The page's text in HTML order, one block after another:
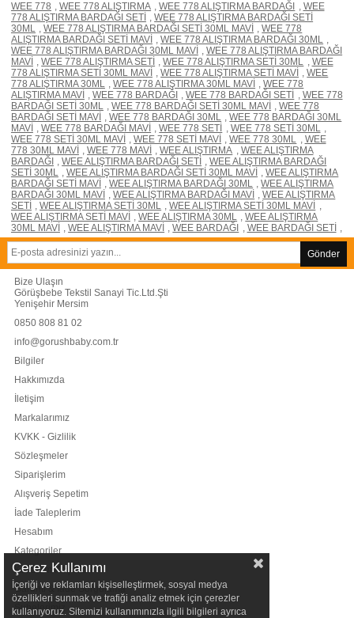
WEE 778 , WEE 778 ALIŞTIRMA , WEE 778 ALIŞTIRMA BARDAĞI , WEE
778 ALIŞTIRMA BARDAĞI SETİ , WEE 778 ALIŞTIRMA BARDAĞI SETİ
30ML , WEE 778 ALIŞTIRMA BARDAĞI SETİ 30ML MAVİ , WEE 778
ALIŞTIRMA BARDAĞI SETİ MAVİ , WEE 778 ALIŞTIRMA BARDAĞI 30ML ,
WEE 778 ALIŞTIRMA BARDAĞI 30ML MAVİ , WEE 778 ALIŞTIRMA BARDAĞI
MAVİ , WEE 778 ALIŞTIRMA SETİ , WEE 778 ALIŞTIRMA SETİ 30ML , WEE
778 ALIŞTIRMA SETİ 30ML MAVİ , WEE 778 ALIŞTIRMA SETİ MAVİ , WEE
778 ALIŞTIRMA 30ML , WEE 778 ALIŞTIRMA 30ML MAVİ , WEE 778
ALIŞTIRMA MAVİ , WEE 778 BARDAĞI , WEE 778 BARDAĞI SETİ , WEE 778
BARDAĞI SETİ 30ML , WEE 778 BARDAĞI SETİ 30ML MAVİ , WEE 778
BARDAĞI SETİ MAVİ , WEE 778 BARDAĞI 30ML , WEE 778 BARDAĞI 30ML
MAVİ , WEE 778 BARDAĞI MAVİ , WEE 778 SETİ , WEE 778 SETİ 30ML ,
WEE 778 SETİ 30ML MAVİ , WEE 778 SETİ MAVİ , WEE 778 30ML , WEE
778 30ML MAVİ , WEE 778 MAVİ , WEE ALIŞTIRMA , WEE ALIŞTIRMA
BARDAĞI , WEE ALIŞTIRMA BARDAĞI SETİ , WEE ALIŞTIRMA BARDAĞI
SETİ 30ML , WEE ALIŞTIRMA BARDAĞI SETİ 30ML MAVİ , WEE ALIŞTIRMA
BARDAĞI SETİ MAVİ , WEE ALIŞTIRMA BARDAĞI 30ML , WEE ALIŞTIRMA
BARDAĞI 30ML MAVİ , WEE ALIŞTIRMA BARDAĞI MAVİ , WEE ALIŞTIRMA
SETİ , WEE ALIŞTIRMA SETİ 30ML , WEE ALIŞTIRMA SETİ 30ML MAVİ
,
WEE ALIŞTIRMA SETİ MAVİ , WEE ALIŞTIRMA 30ML , WEE ALIŞTIRMA
30ML MAVİ , WEE ALIŞTIRMA MAVİ , WEE BARDAĞI , WEE BARDAĞI SETİ ,
Gönder
Bize Ulaşın
Görüşbebe Tekstil Sanayi Tic.Ltd.Şti
Yenişehir Mersim
0850 808 81 02
info@gorushbaby.com.tr
Bilgiler
Hakkımızda
İletişim
Markalarımız
KVKK - Gizlilik
Sözleşmeler
Siparişlerim
Alışveriş Sepetim
İade Taleplerim
Hesabım
Kategoriler
Kullanım Koşulları
Garanti & İade Sorgulama
Şubelerimiz
Çerez Kullanımı
İçeriği ve reklamları kişiselleştirmek, sosyal medya
özellikleri sunmak ve trafiği analiz etmek için çerezler
kullanıyoruz. Sitemizi kullanımınızla ilgili bilgileri ayrıca